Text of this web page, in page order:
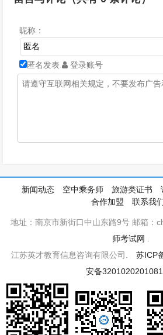
昵称：
匿名发表 登录账号
新闻动态 空中乘务师 旅游类证书
合作加盟
联系我
地址：南京市新街口中山东路9号 邮箱：
师考试网
江苏英才教育信息咨询有限公司. 苏ICP
安备